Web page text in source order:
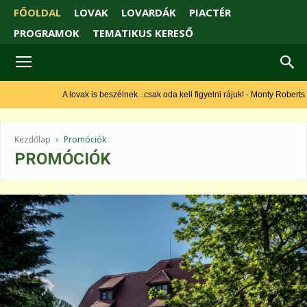
FŐOLDAL LOVAK LOVARDÁK
PIACTÉR
PROGRAMOK
TEMATIKUS KERESŐ
A lovak is beszélnek...csak oda kell figyelni rájuk! - Monty Roberts
Kezdőlap Promóciók
PROMÓCIÓK